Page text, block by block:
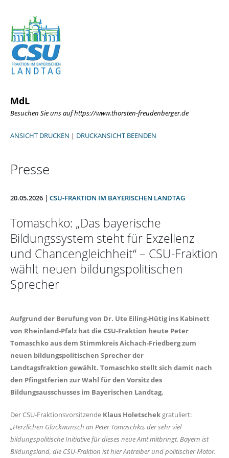
MdL
Besuchen Sie uns auf https://www.thorsten-freudenberger.de
ANSICHT DRUCKEN | DRUCKANSICHT BEENDEN
Presse
20.05.2026 | CSU-FRAKTION IM BAYERISCHEN LANDTAG
Tomaschko: „Das bayerische
Bildungssystem steht für Exzellenz
und Chancengleichheit“ – CSU-Fraktion
wählt neuen bildungspolitischen
Sprecher
Aufgrund der Berufung von Dr. Ute Eiling-Hütig ins Kabinett
von Rheinland-Pfalz hat die CSU-Fraktion heute Peter
Tomaschko aus dem Stimmkreis Aichach-Friedberg zum
neuen bildungspolitischen Sprecher der
Landtagsfraktion gewählt. Tomaschko stellt sich damit nach
den Pfingstferien zur Wahl für den Vorsitz des
Bildungsausschusses im Bayerischen Landtag.
Der CSU-Fraktionsvorsitzende Klaus Holetschek gratuliert:
Herzlichen Glückwunsch an Peter Tomaschko, der sehr viel
bildungspolitische Initiative für dieses neue Amt mitbringt. Bayern ist
Bildungsland, die CSU-Fraktion ist hier Antreiber und politischer Motor.